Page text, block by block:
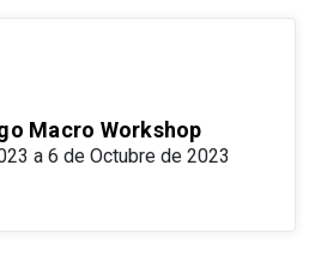
Macro Workshop
a 6 de Octubre de 2023